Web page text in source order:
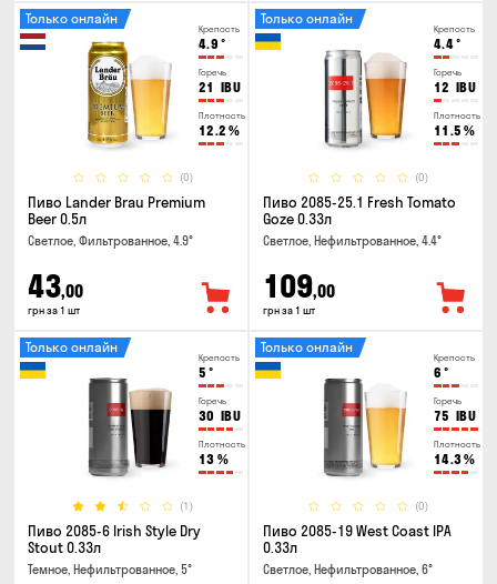
Крепость
4.9 °
Горечь
21 IBU
Плотность
12.2 %
(0)
Только онлайн
Пиво Lander Brau Premium
Beer 0.5л
Светлое, Фильтрованное, 4.9°
43,00
грн за 1 шт
Крепость
4.4°
Горечь
12 IBU
Плотность
11.5 %
(0)
Только онлайн
Пиво 2085-25.1 Fresh Tomato
Goze 0.33л
Светлое, Нефильтрованное, 4.4°
109,00
грн за 1 шт
Крепость
5 °
Горечь
30 IBU
Плотность
13 %
(1)
Только онлайн
Пиво 2085-6 Irish Style Dry
Stout 0.33л
Темное, Нефильтрованное, 5°
Крепость
6 °
Горечь
75 IBU
Плотность
14.3%
(0)
Только онлайн
Пиво 2085-19 West Coast IPA
0.33л
Светлое, Нефильтрованное, 6°